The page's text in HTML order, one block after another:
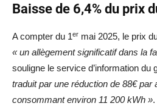
Baisse de 6,4% du prix
A compter du 1er mai 2025, le prix
« un allègement significatif dans la
souligne le service d’information du
traduit par une réduction de 88€ par
consommant environ 11 200 kWh ».